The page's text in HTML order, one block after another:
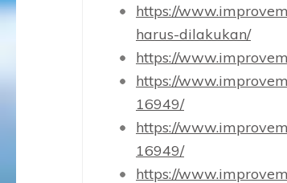
https://
harus-dilakukan/
https://
https://
16949/
https://
16949/
https://